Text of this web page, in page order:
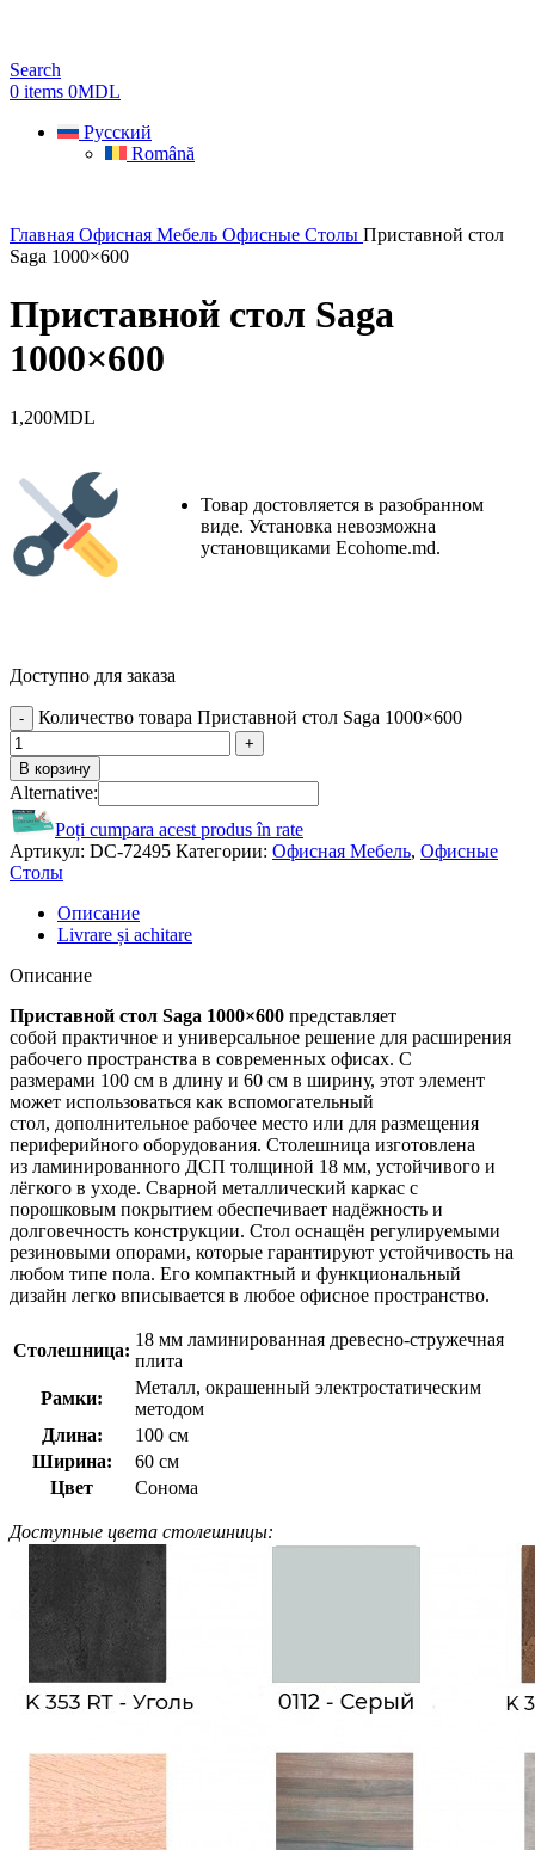
Search
0 items 0MDL
Русский
Română
Главная Офисная Мебель Офисные Столы Приставной стол
Saga 1000×600
Приставной стол Saga
1000×600
1,200MDL
Товар достовляется в разобранном
виде. Установка невозможна
установщиками Ecohome.md.
Доступно для заказа
Количество товара Приставной стол Saga 1000×600
В корзину
Alternative:
Poți cumpara acest produs în rate
Артикул: DC-72495 Категории: Офисная Мебель, Офисные
Столы
Описание
Livrare și achitare
Описание
Приставной стол Saga 1000×600 представляет
собой практичное и универсальное решение для расширения
рабочего пространства в современных офисах. С
размерами 100 см в длину и 60 см в ширину, этот элемент
может использоваться как вспомогательный
стол, дополнительное рабочее место или для размещения
периферийного оборудования. Столешница изготовлена
из ламинированного ДСП толщиной 18 мм, устойчивого и
лёгкого в уходе. Сварной металлический каркас с
порошковым покрытием обеспечивает надёжность и
долговечность конструкции. Стол оснащён регулируемыми
резиновыми опорами, которые гарантируют устойчивость на
любом типе пола. Его компактный и функциональный
дизайн легко вписывается в любое офисное пространство.
Столешница:
18 мм ламинированная древесно-стружечная
плита
Рамки:
Металл, окрашенный электростатическим
методом
Длина:
100 см
Ширина:
60 см
Цвет
Сонома
Доступные цвета столешницы: